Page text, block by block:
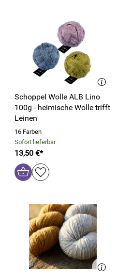
Schoppel Wolle ALB Lino
100g - heimische Wolle trifft
Leinen
16 Farben
Sofort lieferbar
13,50 €*